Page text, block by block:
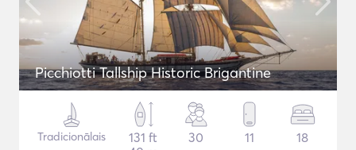
Picchiotti Tallship Historic Brigantine
Tradicionālais
131 ft
30 11 18